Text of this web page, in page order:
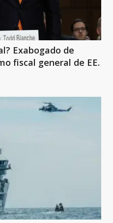
Exabogado de
fiscal general de EE.